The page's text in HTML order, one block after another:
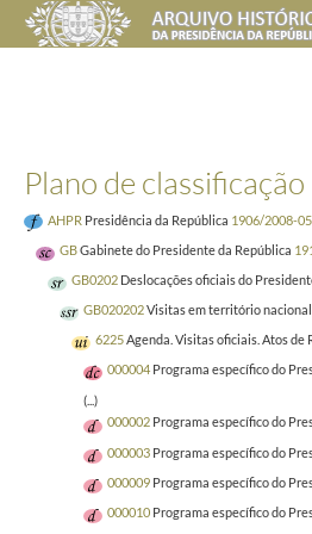
Plano de classificação
AHPR Presidência da República 1906/2008-
GBGabinete do Presidente da República
GB0202 Deslocações oficiais do
GB020202Visitas em território nacional
6225Agenda. Visitas oficiais. Atos de
000004 Programa específico do
(...)
000002 Programa específico do
000003 Programa específico do
000009 Programa específico do
000010 Programa específico do